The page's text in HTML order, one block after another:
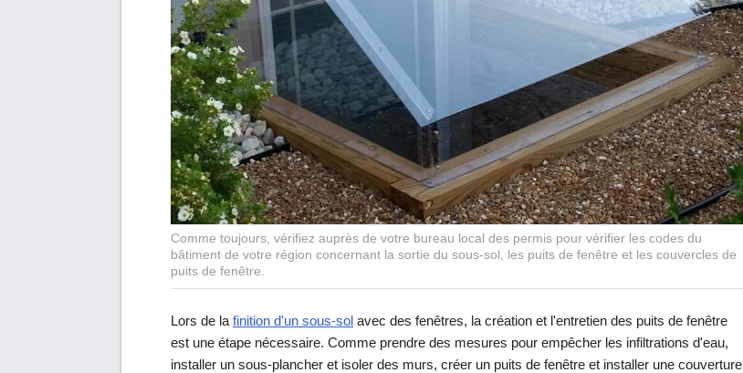
Comme toujours, vérifiez auprès de votre bureau local des permis pour vérifier les codes du
bâtiment de votre région concernant la sortie du sous-sol, les puits de fenêtre et les couvercles de
puits de fenêtre.
Lors de la finition d'un sous-sol avec des fenêtres, la création et l'entretien des puits de fenêtre
est une étape nécessaire. Comme prendre des mesures pour empêcher les infiltrations d'eau,
installer un sous-plancher et isoler des murs, créer un puits de fenêtre et installer une couverture